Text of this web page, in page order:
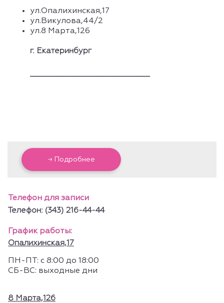
ул.Викулова,44/2
ул.8 Марта,126
г. Екатеринбург
→ Подробнее
Телефон для записи
Телефон: (343) 216-44-44
График работы:
Опалихинская,17
ПН-ПТ: с 8:00 до 18:00
СБ-ВС: выходные дни
8 Марта,126